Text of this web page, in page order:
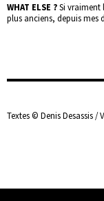
WHAT ELSE ?Si vraiment
plus anciens, depuis mes
Textes © Denis Desassis /